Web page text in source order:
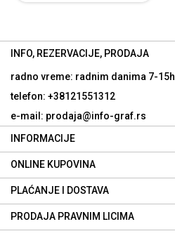
INFO, REZERVACIJE, PRODAJA
radno vreme: radnim danima 7-15h
telefon: +38121551312
e-mail: prodaja@info-graf.rs
INFORMACIJE
ONLINE KUPOVINA
PLAĆANJE I DOSTAVA
PRODAJA PRAVNIM LICIMA